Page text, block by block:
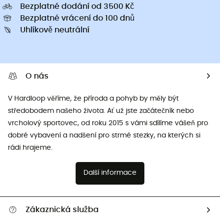
Bezplatné dodání od 3500 Kč
Bezplatné vrácení do 100 dnů
Uhlíkově neutrální
O nás
V Hardloop věříme, že příroda a pohyb by měly být
středobodem našeho života. Ať už jste začátečník nebo
vrcholový sportovec, od roku 2015 s vámi sdílíme vášeň pro
dobré vybavení a nadšení pro strmé stezky, na kterých si
rádi hrajeme.
Další informace
Zákaznická služba